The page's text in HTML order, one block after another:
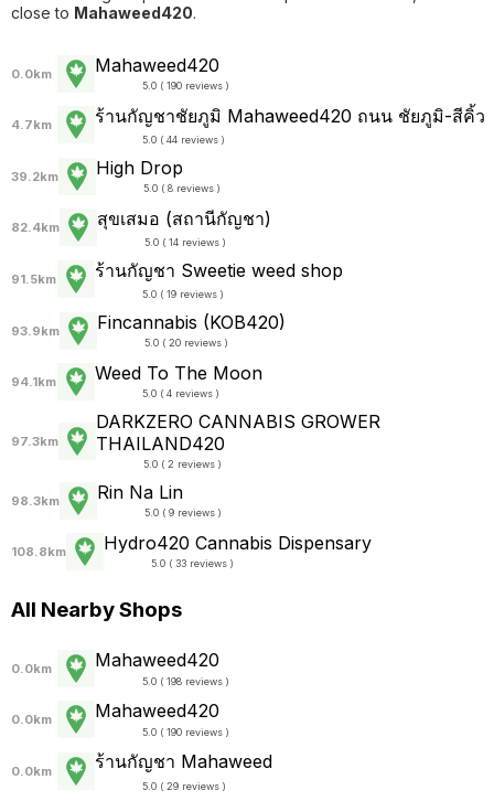
close to Mahaweed420.
0.0km Mahaweed420
5.0 ( 190 reviews )
4.7km ร้านกัญชาชัยภูมิ Mahaweed420 ถนน ชัยภูมิ-สีคิ้ว
5.0 ( 44 reviews )
39.2km High Drop
5.0 ( 8 reviews )
82.4km สุขเสมอ (สถานีกัญชา)
5.0 ( 14 reviews )
91.5km ร้านกัญชา Sweetie weed shop
5.0 ( 19 reviews )
93.9km Fincannabis (KOB420)
5.0 ( 20 reviews )
94.1km Weed To The Moon
5.0 ( 4 reviews )
97.3km
DARKZERO CANNABIS GROWER
THAILAND420
5.0 ( 2 reviews )
98.3km Rin​ Na Lin
5.0 ( 9 reviews )
108.8km Hydro420 Cannabis Dispensary
5.0 ( 33 reviews )
All Nearby Shops
0.0km Mahaweed420
5.0 ( 198 reviews )
0.0km Mahaweed420
5.0 ( 190 reviews )
0.0km ร้านกัญชา Mahaweed
5.0 ( 29 reviews )